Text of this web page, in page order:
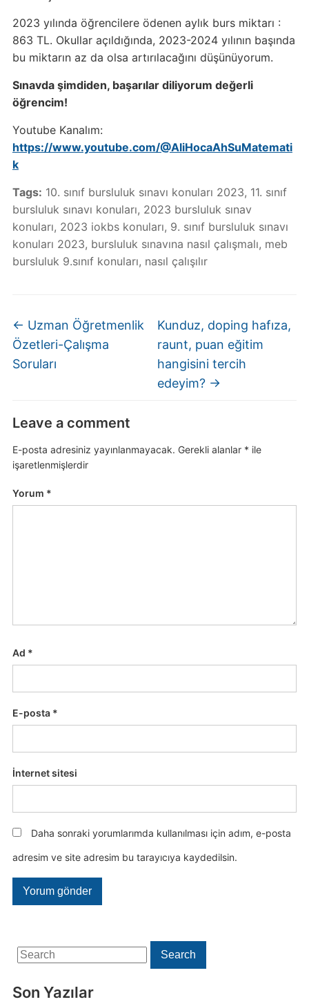
Search
for:
Search
Son Yazılar
2023 yılında öğrencilere ödenen aylık burs miktarı :
863 TL. Okullar açıldığında, 2023-2024 yılının başında
bu miktarın az da olsa artırılacağını düşünüyorum.
Sınavda şimdiden, başarılar diliyorum değerli
öğrencim!
Youtube Kanalım:
https://www.youtube.com/@AliHocaAhSuMatemati
k
Tags: 10. sınıf bursluluk sınavı konuları 2023, 11. sınıf
bursluluk sınavı konuları, 2023 bursluluk sınav
konuları, 2023 iokbs konuları, 9. sınıf bursluluk sınavı
konuları 2023, bursluluk sınavına nasıl çalışmalı, meb
bursluluk 9.sınıf konuları, nasıl çalışılır
← Uzman Öğretmenlik
Özetleri-Çalışma
Soruları
Kunduz, doping hafıza,
raunt, puan eğitim
hangisini tercih
edeyim? →
Leave a comment
E-posta adresiniz yayınlanmayacak. Gerekli alanlar * ile
işaretlenmişlerdir
Yorum *
Ad *
E-posta *
İnternet sitesi
Daha sonraki yorumlarımda kullanılması için adım, e-posta
adresim ve site adresim bu tarayıcıya kaydedilsin.